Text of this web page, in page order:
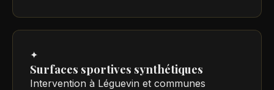
✦
Surfaces sportives synthétiques
Intervention à Léguevin et communes